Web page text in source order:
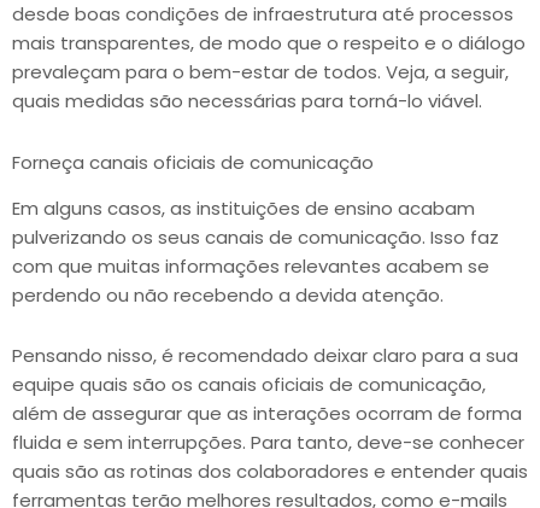
desde boas condições de infraestrutura até processos
mais transparentes, de modo que o respeito e o diálogo
prevaleçam para o bem-estar de todos. Veja, a seguir,
quais medidas são necessárias para torná-lo viável.
Forneça canais oficiais de comunicação
Em alguns casos, as instituições de ensino acabam
pulverizando os seus canais de comunicação. Isso faz
com que muitas informações relevantes acabem se
perdendo ou não recebendo a devida atenção.
Pensando nisso, é recomendado deixar claro para a sua
equipe quais são os canais oficiais de comunicação,
além de assegurar que as interações ocorram de forma
fluida e sem interrupções. Para tanto, deve-se conhecer
quais são as rotinas dos colaboradores e entender quais
ferramentas terão melhores resultados, como e-mails